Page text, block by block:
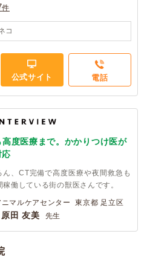
件
コ
公式サイト 電話
度医療まで。かかりつけ医が
、CT完備で高度医療や夜間救急も
働している街の獣医さんです。
マルケアセンター 東京都 足立区
原田 友美 先生